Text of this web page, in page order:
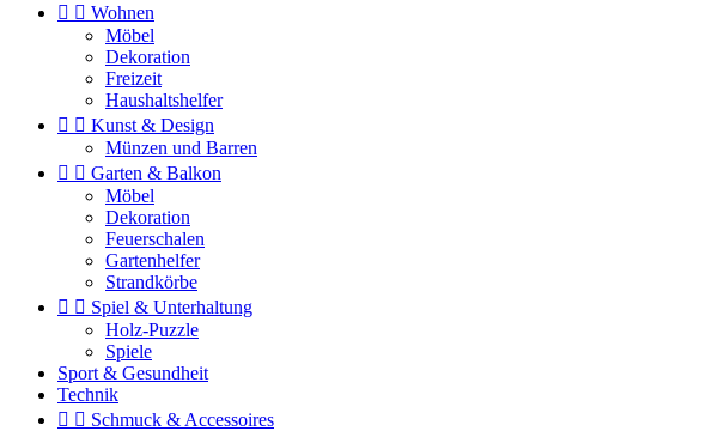
  Wohnen
Möbel
Dekoration
Freizeit
Haushaltshelfer
  Kunst & Design
Münzen und Barren
  Garten & Balkon
Möbel
Dekoration
Feuerschalen
Gartenhelfer
Strandkörbe
  Spiel & Unterhaltung
Holz-Puzzle
Spiele
Sport & Gesundheit
Technik
  Schmuck & Accessoires